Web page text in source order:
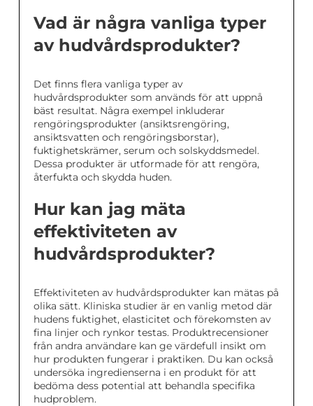
Vad är några vanliga typer
av hudvårdsprodukter?
Det finns flera vanliga typer av
hudvårdsprodukter som används för att uppnå
bäst resultat. Några exempel inkluderar
rengöringsprodukter (ansiktsrengöring,
ansiktsvatten och rengöringsborstar),
fuktighetskrämer, serum och solskyddsmedel.
Dessa produkter är utformade för att rengöra,
återfukta och skydda huden.
Hur kan jag mäta
effektiviteten av
hudvårdsprodukter?
Effektiviteten av hudvårdsprodukter kan mätas på
olika sätt. Kliniska studier är en vanlig metod där
hudens fuktighet, elasticitet och förekomsten av
fina linjer och rynkor testas. Produktrecensioner
från andra användare kan ge värdefull insikt om
hur produkten fungerar i praktiken. Du kan också
undersöka ingredienserna i en produkt för att
bedöma dess potential att behandla specifika
hudproblem.